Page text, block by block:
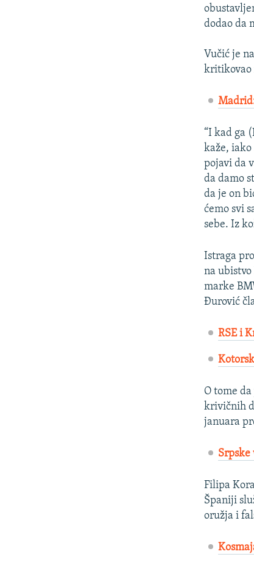
dodao da
Vučić je
kritikovao
“I kad ga
kaže, iako
pojavi da
da damo
da je on
ćemo svi
sebe. Iz
Istraga
na
marke
Đurović
RSE i
O tome
krivičnih
januara
Srpske
Filipa
Španiji
oružja i